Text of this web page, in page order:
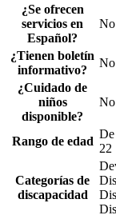
¿Se ofrecen
servicios en
Español?
No
¿Tienen boletín
informativo?
No
¿Cuidado de
niños
disponible?
No
Rango de edad
22
Categorías de
discapacidad